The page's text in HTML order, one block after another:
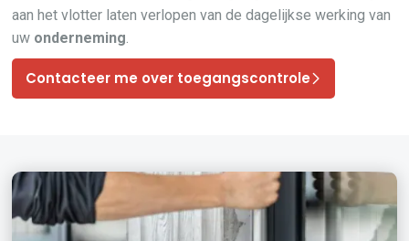
aan het vlotter laten verlopen van de dagelijkse werking van
uw onderneming.
Contacteer me over toegangscontrole